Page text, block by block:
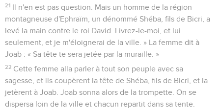
21 Il n'en est pas question. Mais un homme de la région
montagneuse d'Ephraïm, un dénommé Shéba, fils de Bicri, a
levé la main contre le roi David. Livrez-le-moi, et lui
seulement, et je m'éloignerai de la ville. » La femme dit à
Joab : « Sa tête te sera jetée par la muraille. »
22 Cette femme alla parler à tout son peuple avec sa
sagesse, et ils coupèrent la tête de Shéba, fils de Bicri, et la
jetèrent à Joab. Joab sonna alors de la trompette. On se
dispersa loin de la ville et chacun repartit dans sa tente.